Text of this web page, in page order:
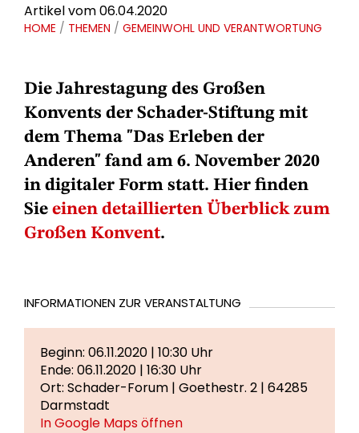
Artikel vom 06.04.2020
HOME / THEMEN / GEMEINWOHL UND VERANTWORTUNG
Die Jahrestagung des Großen
Konvents der Schader-Stiftung mit
dem Thema "Das Erleben der
Anderen" fand am 6. November 2020
in digitaler Form statt. Hier finden
Sie einen detaillierten Überblick zum
Großen Konvent.
INFORMATIONEN ZUR VERANSTALTUNG
Beginn: 06.11.2020 | 10:30 Uhr
Ende: 06.11.2020 | 16:30 Uhr
Ort: Schader-Forum | Goethestr. 2 | 64285
Darmstadt
In Google Maps öffnen